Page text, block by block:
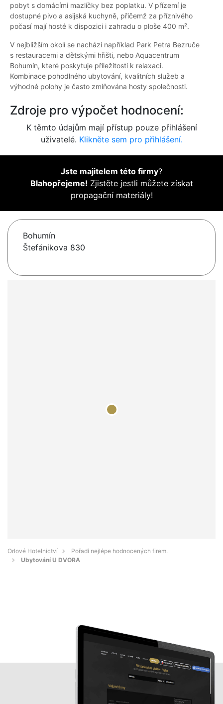
pobyt s domácími mazlíčky bez poplatku. V přízemí je
dostupné pivo a asijská kuchyně, přičemž za příznivého
počasí mají hosté k dispozici i zahradu o ploše 400 m².
V nejbližším okolí se nachází například Park Petra Bezruče
s restauracemi a dětskými hřišti, nebo Aquacentrum
Bohumín, které poskytuje příležitosti k relaxaci.
Kombinace pohodlného ubytování, kvalitních služeb a
výhodné polohy je často zmiňována hosty společnosti.
Zdroje pro výpočet hodnocení:
K těmto údajům mají přístup pouze přihlášení
uživatelé. Klikněte sem pro přihlášení.
Jste majitelem této firmy?
Blahopřejeme! Zjistěte jestli můžete získat
propagační materiály!
Bohumín
Štefánikova 830
Orlové Hotelnictví
Pořadí nejlépe hodnocených firem.
Ubytování U DVORA